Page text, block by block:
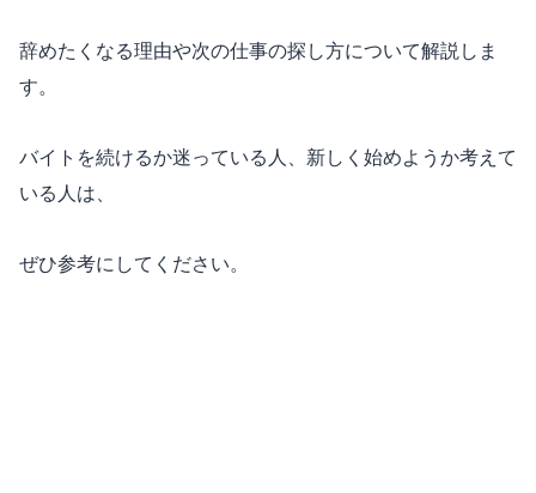
辞めたくなる理由や次の仕事の探し方について解説しま
す。
バイトを続けるか迷っている人、新しく始めようか考えて
いる人は、
ぜひ参考にしてください。